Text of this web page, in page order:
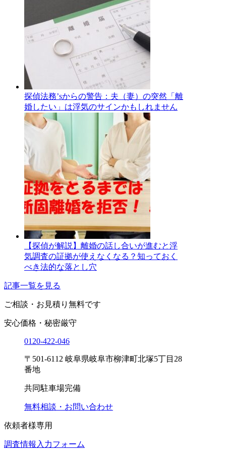
探偵法務’sからの警告：夫（妻）の突然「離
婚したい」は浮気のサインかもしれません
【探偵が解説】離婚の話し合いが進むと浮
気調査の証拠が使えなくなる？知っておく
べき法的な落とし穴
記事一覧を見る
ご相談・お見積り 無料です
安心価格・秘密厳守
0120-422-046
〒501-6112 岐阜県岐阜市柳津町北塚5丁目28
番地
共同駐車場完備
無料相談・お問い合わせ
依頼者様専用
調査情報入力フォーム